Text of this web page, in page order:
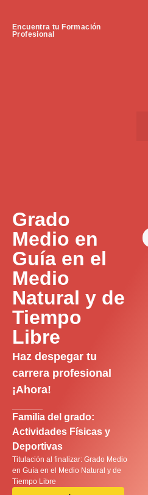
Encuentra tu Formación
Profesional
Grado
Medio en
Guía en el
Medio
Natural y de
Tiempo
Libre
Haz despegar tu
carrera profesional
¡Ahora!
Familia del grado:
Actividades Físicas y
Deportivas
Titulación al finalizar: Grado Medio
en Guía en el Medio Natural y de
Tiempo Libre